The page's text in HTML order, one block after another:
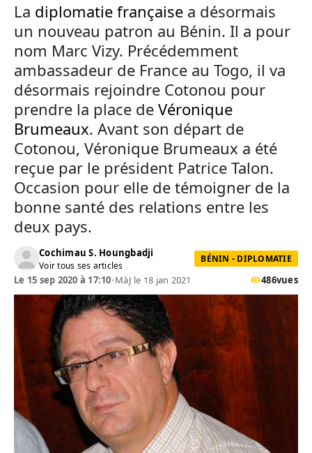
La diplomatie française a désormais
un nouveau patron au Bénin. Il a pour
nom Marc Vizy. Précédemment
ambassadeur de France au Togo, il va
désormais rejoindre Cotonou pour
prendre la place de Véronique
Brumeaux. Avant son départ de
Cotonou, Véronique Brumeaux a été
reçue par le président Patrice Talon.
Occasion pour elle de témoigner de la
bonne santé des relations entre les
deux pays.
Cochimau S. Houngbadji
Voir tous ses articles
BÉNIN - DIPLOMATIE
Le 15 sep 2020 à 17:10•MàJ le 18 jan 2021 486vues